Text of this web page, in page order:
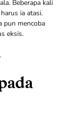
Beberapa kali
ia atasi.
pun mencoba
eksis.